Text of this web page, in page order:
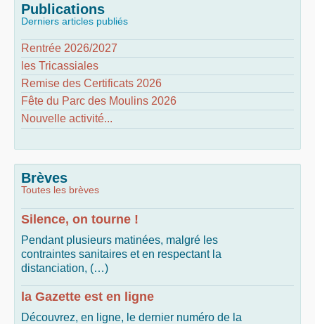
Publications
Derniers articles publiés
Rentrée 2026/2027
les Tricassiales
Remise des Certificats 2026
Fête du Parc des Moulins 2026
Nouvelle activité...
Brèves
Toutes les brèves
Silence, on tourne !
Pendant plusieurs matinées, malgré les
contraintes sanitaires et en respectant la
distanciation, (…)
la Gazette est en ligne
Découvrez, en ligne, le dernier numéro de la